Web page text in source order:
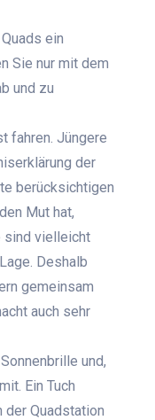
ein
Sie nur mit dem
und zu
fahren. Jüngere
der
berücksichtigen
Mut hat,
sind vielleicht
Deshalb
gemeinsam
auch sehr
und,
Ein Tuch
der Quadstation